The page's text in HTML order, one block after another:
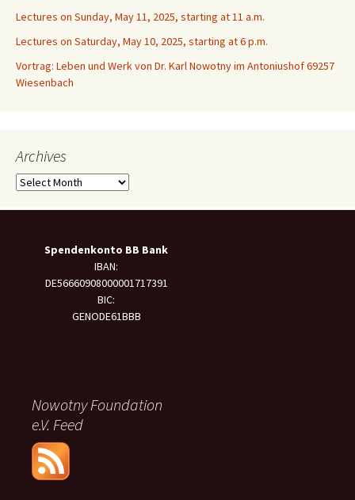
Lectures on Sunday, May 11, 2025, starting at 11 a.m.
Lectures on Saturday, May 10, 2025, starting at 6 p.m.
Vortrag: Leben und Werk von Dr. Karl Nowotny im Antoniushof 69257
Wiesenbach
Archives
Archives
Spendenkonto BB Bank
IBAN:
DE56660908000001717391
BIC:
GENODE61BBB
Nowotny Foundation
e.V. Feed